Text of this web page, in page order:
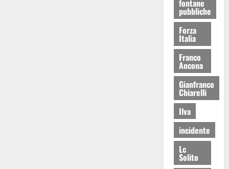
fontane
pubbliche
Forza
Italia
Franco
Ancona
Gianfranco
Chiarelli
Ilva
incidente
Lc
Solito